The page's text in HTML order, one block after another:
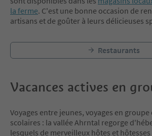
la ferme. C'est une bonne occasion de
artisans et de goûter à leurs délicieuses
Restaurants
Vacances actives en
Voyages entre jeunes, voyages en groupe
scolaires : la vallée Ahrntal regorge
lesquels de merveilleux hôtes et